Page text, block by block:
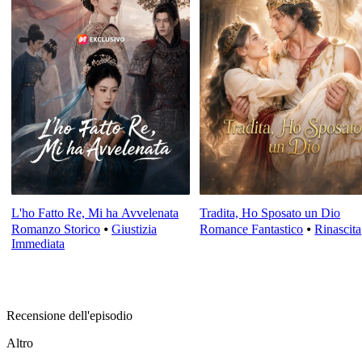
L'ho Fatto Re, Mi ha Avvelenata
Romanzo Storico ⦁ Giustizia
Immediata
Tradita, Ho Sposato un Dio
Romance Fantastico ⦁Rinascita
Recensione dell'episodio
Altro